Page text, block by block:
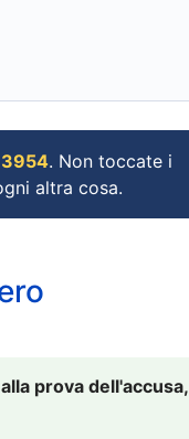
. Non toccate i
altra cosa.
prova dell'accusa,